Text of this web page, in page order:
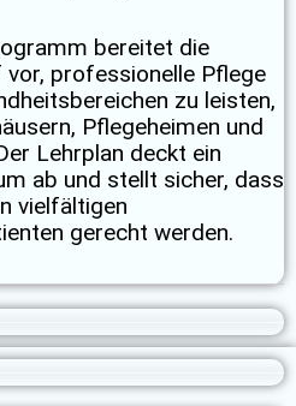
bereitet die
professionelle Pflege
zu leisten,
Pflegeheimen und
Lehrplan deckt ein
ab und stellt sicher, dass
vielfältigen
gerecht werden.